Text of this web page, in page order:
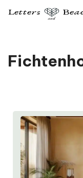
Zum